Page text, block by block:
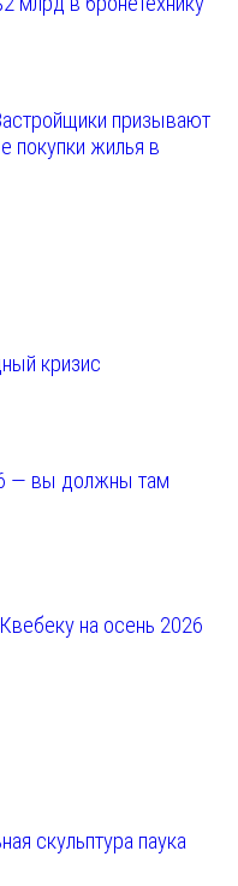
призывают
покупки жилья в
кризис
— вы должны там
на осень 2026
скульптура паука